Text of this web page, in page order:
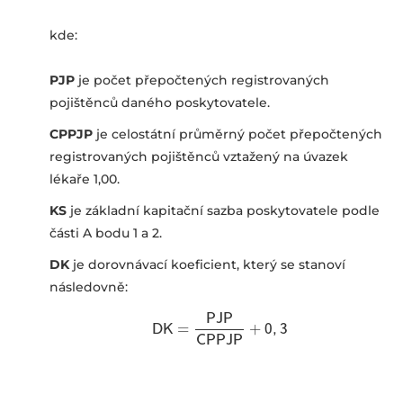
kde:
PJP je počet přepočtených registrovaných
pojištěnců daného poskytovatele.
CPPJP je celostátní průměrný počet přepočtených
registrovaných pojištěnců vztažený na úvazek
lékaře 1,00.
KS je základní kapitační sazba poskytovatele podle
části A bodu 1 a 2.
DKje dorovnávací koeficient, který se stanoví
následovně:
DK =
PJ P
C P PJ P
+ 0, 3
DK=PJPCPPJ P+ 0,3